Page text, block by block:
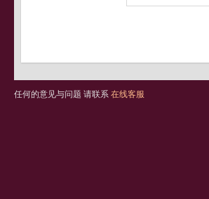
任何的意见与问题 请联系 在线客服